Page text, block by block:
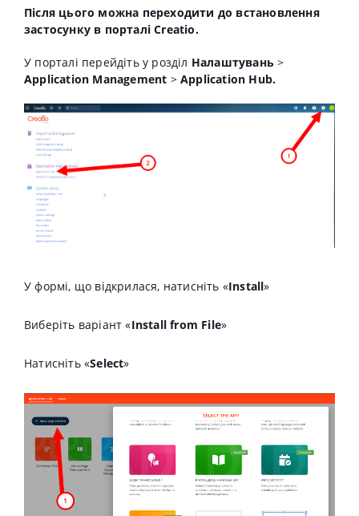
Після цього можна переходити до встановлення
застосунку в порталі Creatio.
У порталі перейдіть у розділ Налаштувань>
Application Management >Application Hub.
У формі, що відкрилася, натисніть «Install»
Виберіть варіант «Install from File»
Натисніть «Select»